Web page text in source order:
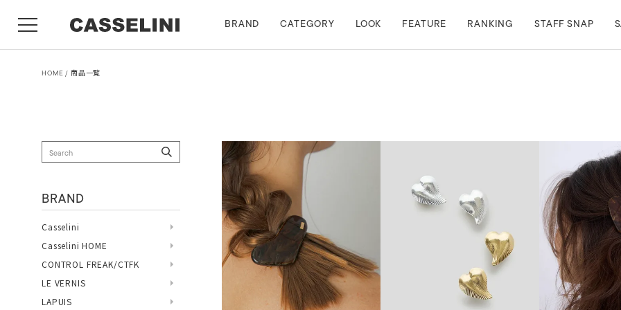
BRAND CATEGORY LOOK FEATURE RANKING STAFF SNAP
HOME 商品一覧
BRAND
Casselini
Casselini HOME
CONTROL FREAK/CTFK
LE VERNIS
LAPUIS